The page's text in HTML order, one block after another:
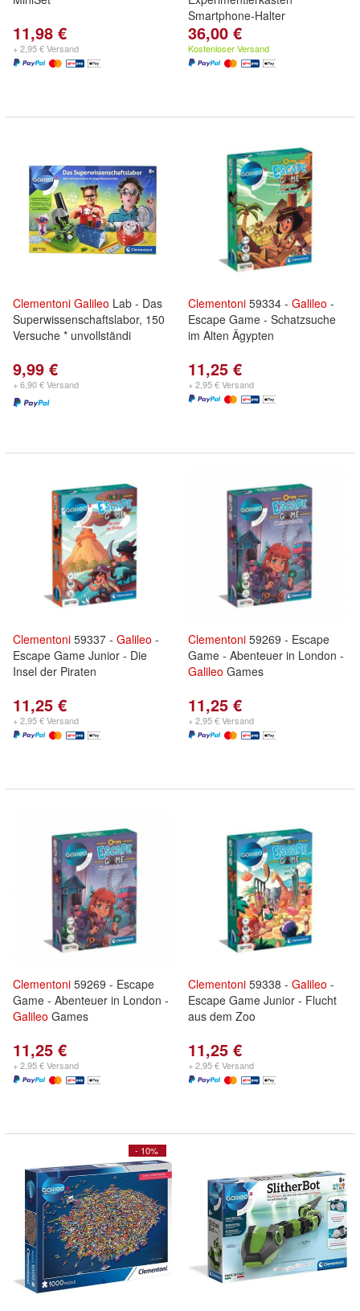
11,98 €
+ 2,95 € Versand
Smartphone-Halter
36,00 €
Kostenloser Versand
Clementoni Galileo Lab - Das
Superwissenschaftslabor, 150
Versuche * unvollständi
9,99 €
+ 6,90 € Versand
Clementoni 59334 - Galileo -
Escape Game - Schatzsuche
im Alten Ägypten
11,25 €
+ 2,95 € Versand
Clementoni 59337 - Galileo -
Escape Game Junior - Die
Insel der Piraten
11,25 €
+ 2,95 € Versand
Clementoni 59269 - Escape
Game - Abenteuer in London -
Galileo Games
11,25 €
+ 2,95 € Versand
Clementoni 59269 - Escape
Game - Abenteuer in London -
Galileo Games
11,25 €
+ 2,95 € Versand
Clementoni 59338 - Galileo -
Escape Game Junior - Flucht
aus dem Zoo
11,25 €
+ 2,95 € Versand
- 10%